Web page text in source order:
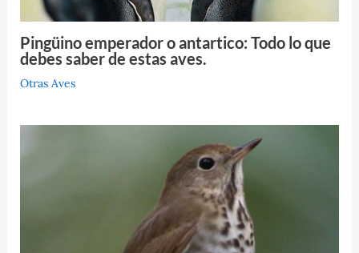
Pingüino emperador o antartico: Todo lo que
debes saber de estas aves.
Otras Aves